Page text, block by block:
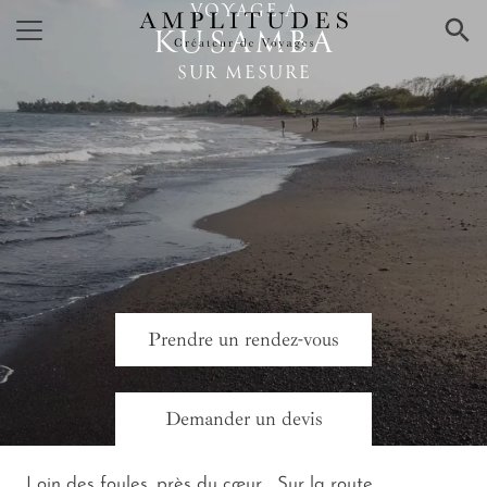
× VOYAGE A
KUSAMBA
SUR MESURE
Prendre un rendez-vous
Demander un devis